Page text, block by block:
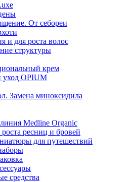
От себореи
и для роста волос
структуры
крем
OPIUM
Замена миноксидила
Medline Organic
ресниц и бровей
для путешествий
средства